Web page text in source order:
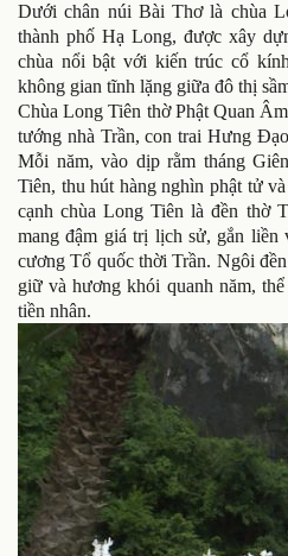
Dưới chân núi Bài Thơ là chùa
thành phố Hạ Long, được xây
chùa nổi bật với kiến trúc cổ
không gian tĩnh lặng giữa đô thị
Chùa Long Tiên thờ Phật Quan
tướng nhà Trần, con trai Hưng
Mỗi năm, vào dịp rằm tháng
Tiên, thu hút hàng nghìn phật tử
cạnh chùa Long Tiên là đền thờ
mang đậm giá trị lịch sử, gắn
cương Tổ quốc thời Trần. Ngôi
giữ và hương khói quanh năm,
tiền nhân.